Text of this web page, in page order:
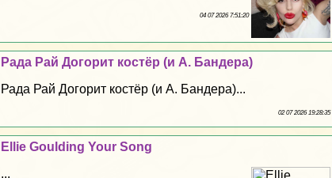
04 07 2026 7:51:20
Рада Рай Догорит костёр (и А. Бандера)
Рада Рай Догорит костёр (и А. Бандера)...
02 07 2026 19:28:35
Ellie Goulding Your Song
...